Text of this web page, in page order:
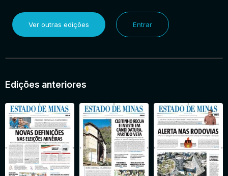
Ver outras edições Entrar
Edições anteriores